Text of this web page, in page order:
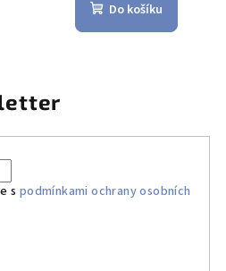
Do košíku
s podmínkami ochrany osobních